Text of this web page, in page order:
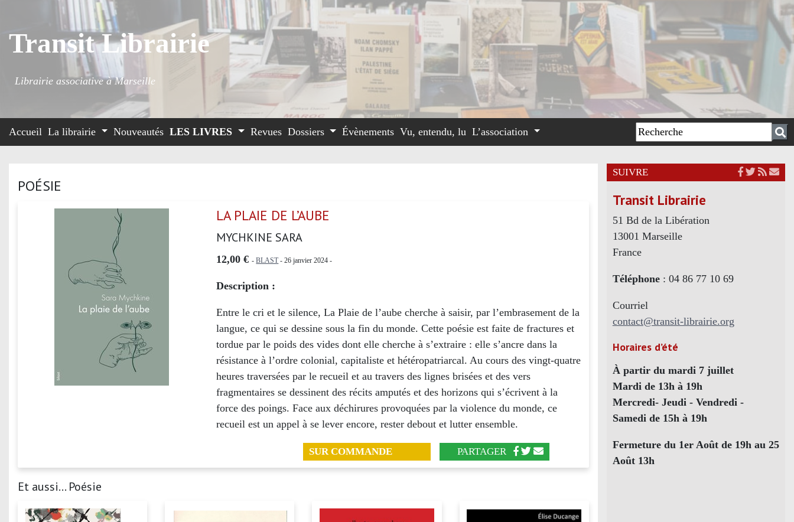
Transit Librairie
Librairie associative à Marseille
Accueil La librairie Nouveautés LES LIVRES Revues Dossiers Évènements Vu, entendu, lu L’association
POÉSIE
LA PLAIE DE L’AUBE
MYCHKINE SARA
12,00 € -BLAST- 26 janvier 2024 -
Description :
Entre le cri et le silence, La Plaie de l’aube cherche à saisir, par l’embrasement de la
langue, ce qui se dessine sous la fin du monde. Cette poésie est faite de fractures et
tordue par le poids des vides dont elle cherche à s’extraire : elle s’ancre dans la
résistance à l’ordre colonial, capitaliste et hétéropatriarcal. Au cours des vingt-quatre
heures traversées par le recueil et au travers des lignes brisées et des vers
fragmentaires se dessinent des récits amputés et des horizons qui s’écrivent à la
force des poings. Face aux déchirures provoquées par la violence du monde, ce
recueil est un appel à se lever encore, rester debout et lutter ensemble.
SUR COMMANDE PARTAGER
Et aussi... Poésie
SUIVRE
Transit Librairie
51 Bd de la Libération
13001 Marseille
France
Téléphone: 04 86 77 10 69
Courriel
contact@transit-librairie.org
Horaires d’été
À partir du mardi 7 juillet
Mardi de 13h à 19h
Mercredi- Jeudi - Vendredi -
Samedi de 15h à 19h
Fermeture du 1er Août de 19h au 25
Août 13h